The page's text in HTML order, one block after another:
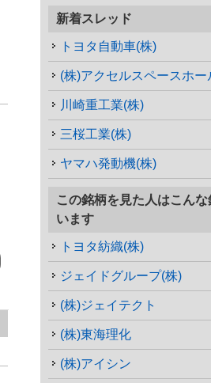
新着スレッド
トヨタ自動車(株)
川崎重工業(株)
三桜工業(株)
ヤマハ発動機(株)
この銘柄を見た人はこん
います
トヨタ紡織(株)
ジェイドグループ(株)
(株)ジェイテクト
(株)東海理化
(株)アイシン